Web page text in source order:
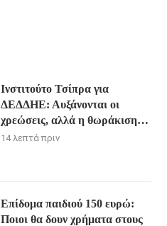
Ινστιτούτο Τσίπρα για
ΔΕΔΔΗΕ: Αυξάνονται οι
χρεώσεις, αλλά η θωράκιση
του δικτύου μένει πίσω
14 λεπτά πριν
Επίδομα παιδιού 150 ευρώ:
Ποιοι θα δουν χρήματα στους